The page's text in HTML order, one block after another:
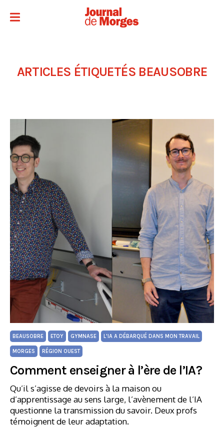
ARTICLES ÉTIQUETÉS BEAUSOBRE
BEAUSOBRE ETOY GYMNASE L'IA A DÉBARQUÉ DANS MON TRAVAIL
MORGES RÉGION OUEST
Comment enseigner à l’ère de l’IA?
Qu’il s’agisse de devoirs à la maison ou
d’apprentissage au sens large, l’avènement de l’IA
questionne la transmission du savoir. Deux profs
témoignent de leur adaptation.